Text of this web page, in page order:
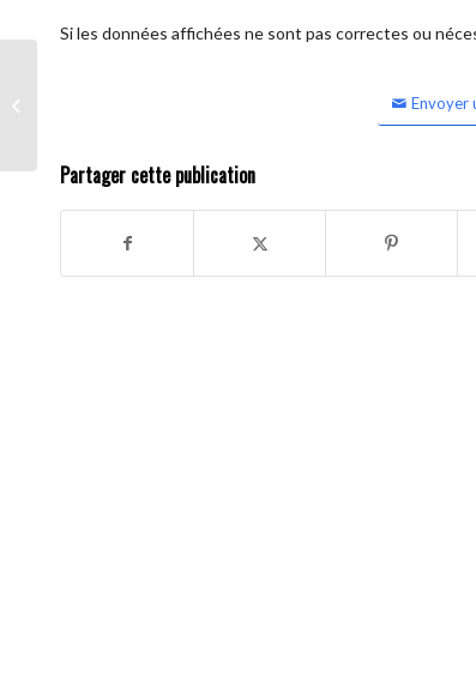
Si les données affichées ne sont pas correctes ou
Envoyer
Partager cette publication